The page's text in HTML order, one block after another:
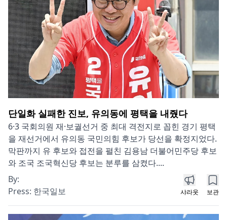
단일화 실패한 진보, 유의동에 평택을 내줬다
6·3 국회의원 재·보궐선거 중 최대 격전지로 꼽힌 경기 평택
을 재선거에서 유의동 국민의힘 후보가 당선을 확정지었다.
막판까지 유 후보와 접전을 펼친 김용남 더불어민주당 후보
와 조국 조국혁신당 후보는 분루를 삼켰다....
By:
Press: 한국일보 샤라웃 보관